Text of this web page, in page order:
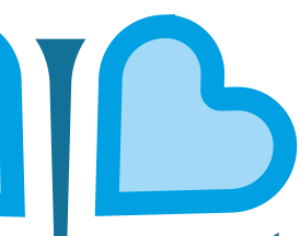
ИЖЕВСКАЯ И УДМУРТСКАЯ